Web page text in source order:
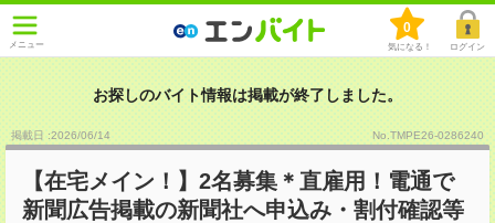
メニュー
0
気になる！ ログイン
お探しのバイト情報は掲載が終了しました。
掲載日 :2026/06/14 No.TMPE26-0286240
【在宅メイン！】2名募集＊直雇用！電通で
新聞広告掲載の新聞社へ申込み・割付確認等